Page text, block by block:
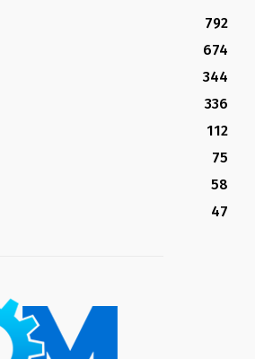
792
674
344
336
112
75
58
47